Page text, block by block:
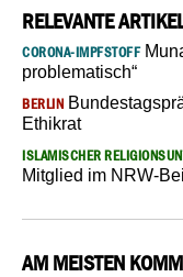
RELEVANTE
CORONA-IMPFSTOFF
problematisch“
BERLIN
Ethikrat
ISLAMISCHER
Mitglied im NRW-
AM MEISTEN